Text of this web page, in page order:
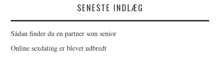
SENESTE INDLÆG
Sådan finder du en partner som senior
Online sexdating er blevet udbredt